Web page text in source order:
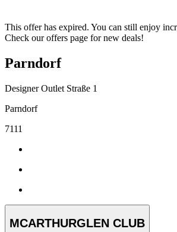
This offer has expired. You can still enjoy
Check our offers page for new deals!
Parndorf
Designer Outlet Straße 1
Parndorf
7111
MCARTHURGLEN CLUB